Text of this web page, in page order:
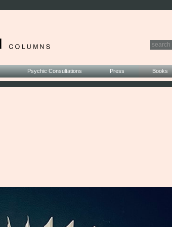
Psychic Consultations Press Books